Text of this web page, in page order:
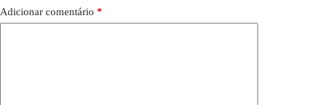
Adicionar comentário *